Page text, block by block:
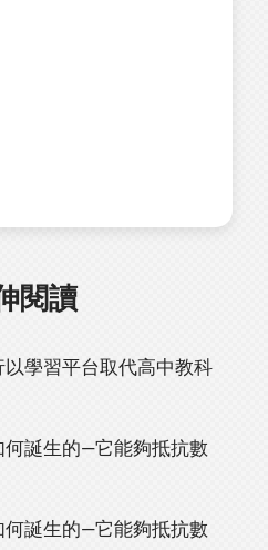
閱讀
學習平台取代高中教科
誕生的—它能夠抵抗數
誕生的—它能夠抵抗數